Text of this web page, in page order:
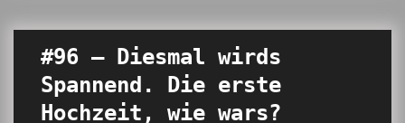
#96 – Diesmal wirds
Spannend. Die erste
Hochzeit, wie wars?